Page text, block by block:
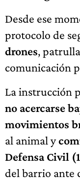
Desde ese
protocolo de
drones,
comunicación
La instrucción
no acercarse
movimientos
al animal y
Defensa Civil
del barrio ante